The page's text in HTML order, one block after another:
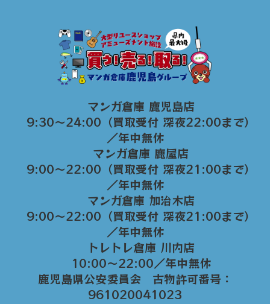
マンガ倉庫 鹿児島店
9:30～24:00（買取受付 深夜22:00まで）
／年中無休
マンガ倉庫 鹿屋店
9:00～22:00（買取受付 深夜21:00まで）
／年中無休
マンガ倉庫 加治木店
9:00〜22:00（買取受付 深夜21:00まで）
／年中無休
トレトレ倉庫 川内店
10:00〜22:00／年中無休
鹿児島県公安委員会 古物許可番号：
961020041023